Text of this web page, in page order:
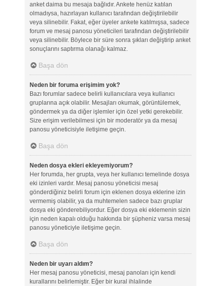
anket daima bu mesaja bağlıdır. Ankete henüz katılan
olmadıysa, hazırlayan kullanıcı tarafından değiştirilebilir
veya silinebilir. Fakat, eğer üyeler ankete katılmışsa, sadece
forum ve mesaj panosu yöneticileri tarafından değiştirilebilir
veya silinebilir. Böylece bir süre sonra şıkları değiştirip anket
sonuçlarını saptırma olanağı kalmaz.
Başa dön
Neden bir foruma erişimim yok?
Bazı forumlar sadece belirli kullanıcılara veya kullanıcı
gruplarına açık olabilir. Mesajları okumak, görüntülemek,
göndermek ya da diğer işlemler için özel yetki gerekebilir.
Size erişim verilebilmesi için bir moderatör ya da mesaj
panosu yöneticisiyle iletişime geçin.
Başa dön
Neden dosya ekleri ekleyemiyorum?
Her forumda, her grupta, veya her kullanıcı temelinde dosya
eki izinleri vardır. Mesaj panosu yöneticisi mesaj
gönderdiğiniz belirli forum için eklenen dosya eklerine izin
vermemiş olabilir, ya da muhtemelen sadece bazı gruplar
dosya eki gönderebiliyordur. Eğer dosya eki eklemenin sizin
için neden kapalı olduğu hakkında bir şüpheniz varsa mesaj
panosu yöneticiyle iletişime geçin.
Başa dön
Neden bir uyarı aldım?
Her mesaj panosu yöneticisi, mesaj panoları için kendi
kurallarını belirlemiştir. Eğer bir kural ihlalinde